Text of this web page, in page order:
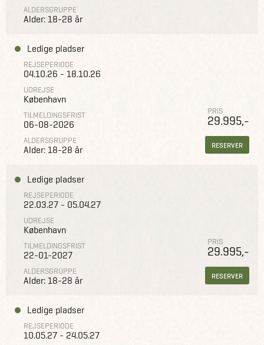
ALDERSGRUPPE
Alder: 18-28 år
Ledige pladser
REJSEPERIODE
04.10.26 - 18.10.26
UDREJSE
København
TILMELDINGSFRIST
06-08-2026
ALDERSGRUPPE
Alder: 18-28 år
PRIS
29.995,-
RESERVER
Ledige pladser
REJSEPERIODE
22.03.27 - 05.04.27
UDREJSE
København
TILMELDINGSFRIST
22-01-2027
ALDERSGRUPPE
Alder: 18-28 år
PRIS
29.995,-
RESERVER
Ledige pladser
REJSEPERIODE
10.05.27 - 24.05.27